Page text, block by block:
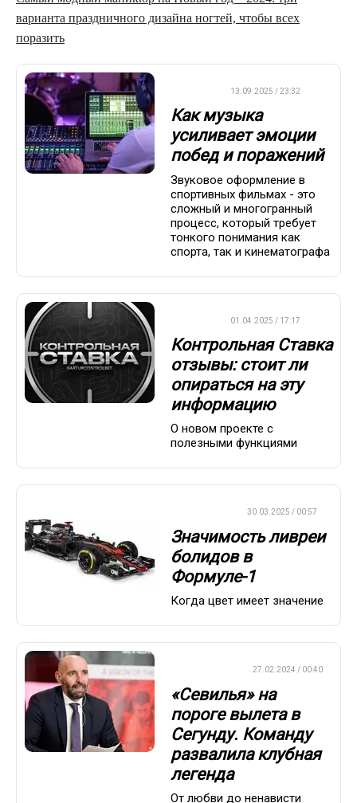
варианта праздничного дизайна ногтей, чтобы всех
поразить
13.09.2025 / 23:32
Как музыка
усиливает эмоции
побед и поражений
Звуковое оформление в
спортивных фильмах - это
сложный и многогранный
процесс, который требует
тонкого понимания как
спорта, так и кинематографа
01.04.2025 / 17:17
Контрольная Ставка
отзывы: стоит ли
опираться на эту
информацию
О новом проекте с
полезными функциями
30.03.2025 / 00:57
Значимость ливреи
болидов в
Формуле-1
Когда цвет имеет значение
27.02.2024 / 00:40
«Севилья» на
пороге вылета в
Сегунду. Команду
развалила клубная
легенда
От любви до ненависти